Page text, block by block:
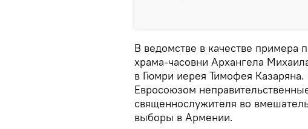
В ведомстве в качестве примера
храма-часовни Архангела
в Гюмри иерея Тимофея
Евросоюзом
священнослужителя во
выборы в Армении.